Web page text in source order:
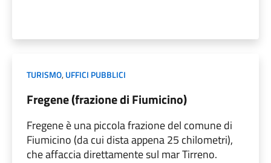
TURISMO,UFFICI PUBBLICI
Fregene (frazione di Fiumicino)
Fregene è una piccola frazione del comune di
Fiumicino (da cui dista appena 25 chilometri),
che affaccia direttamente sul mar Tirreno.